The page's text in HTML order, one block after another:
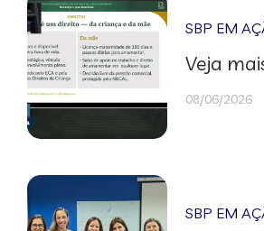
SBP EM
Veja
08/06/2026
SBP EM